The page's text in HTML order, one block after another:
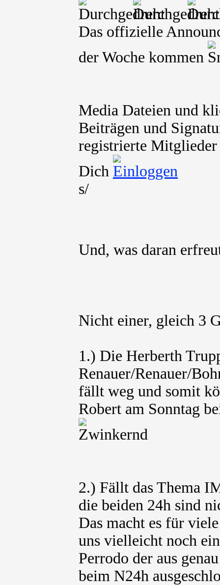
Das offizielle
der Woche kommen
Media Dateien und
Beiträgen und
registrierte
Dich
s/
Und, was daran
Nicht einer, gleich 3
1.) Die Herberth
Renauer/Renauer/
fällt weg und somit
Robert am Sonntag
2.) Fällt das Thema
die beiden 24h sind
Das macht es für
uns vielleicht noch
Perrodo der aus
beim N24h